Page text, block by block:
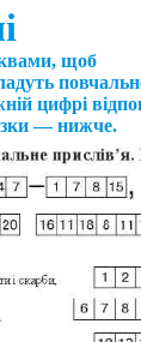
щоб
цифрі
— нижче.